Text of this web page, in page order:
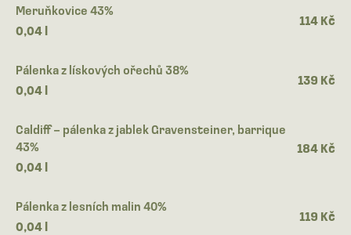
Meruňkovice 43%
0,04 l
114 Kč
Pálenka z lískových ořechů 38%
0,04 l
139 Kč
Caldiff – pálenka z jablek Gravensteiner, barrique
43%
0,04 l
184 Kč
Pálenka z lesních malin 40%
0,04 l
119 Kč